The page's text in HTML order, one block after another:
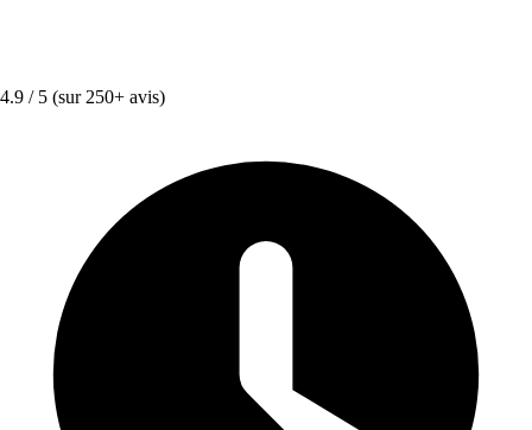
4.9 / 5 (sur 250+ avis)